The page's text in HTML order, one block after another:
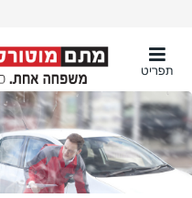
תפריט